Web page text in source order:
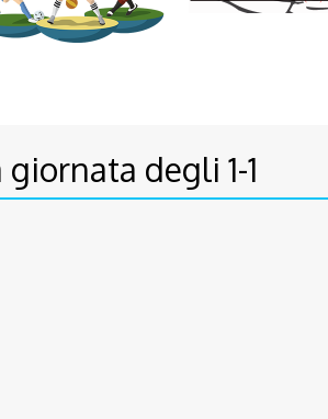
degli 1-1